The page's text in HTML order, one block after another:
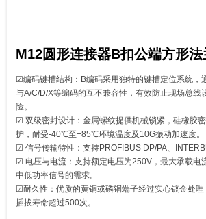
M12圆形连接器B扣公端方形法
☑‌编码键槽结构‌：B编码采用独特的键槽定位系统，
与A/C/D/X等编码的互不兼容性，有效防止现场总线
险。
☑ 双级密封设计：金属螺纹提供机械锁紧，硅橡胶
护，耐受-40℃至+85℃环境温度及10G振动加速度。
☑ 信号传输特性‌：支持PROFIBUS DP/PA、
☑ 电压与电流：支持额定电压为250V，最大承载电
中低功率信号的需求。
☑耐久性：优质的黄铜或磷铜端子经过实心镀金处
插拔寿命超过500次。